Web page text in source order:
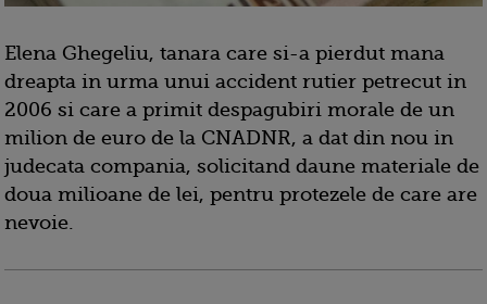
Elena Ghegeliu, tanara care si-a pierdut mana
dreapta in urma unui accident rutier petrecut in
2006 si care a primit despagubiri morale de un
milion de euro de la CNADNR, a dat din nou in
judecata compania, solicitand daune materiale de
doua milioane de lei, pentru protezele de care are
nevoie.